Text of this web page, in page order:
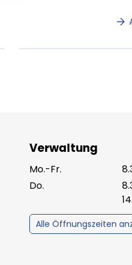
Verwaltung
Mo.-Fr.
Do.
Alle Öffnungszeiten